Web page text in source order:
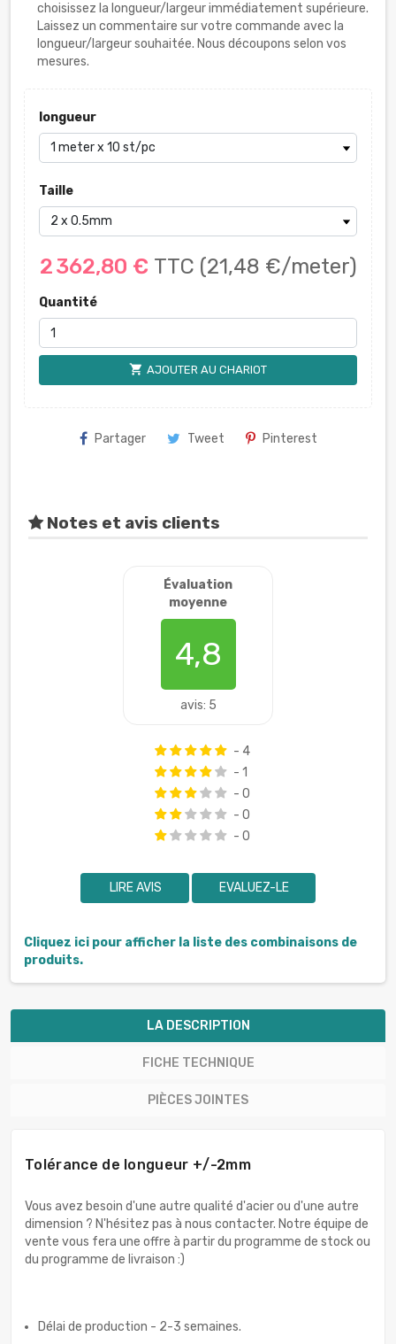
choisissez la longueur/largeur immédiatement supérieure.
Laissez un commentaire sur votre commande avec la
longueur/largeur souhaitée. Nous découpons selon vos
mesures.
longueur
Taille
2 362,80 € TTC (21,48 €/meter)
Quantité
shopping_cart AJOUTER AU CHARIOT
Partager Tweet Pinterest
Notes et avis clients
Évaluation
moyenne
4,8
avis: 5
- 4
- 1
- 0
- 0
- 0
LIRE AVIS EVALUEZ-LE
Cliquez ici pour afficher la liste des combinaisons de
produits.
LA DESCRIPTION
FICHE TECHNIQUE
PIÈCES JOINTES
Tolérance de longueur +/-2mm
Vous avez besoin d'une autre qualité d'acier ou d'une autre
dimension ? N'hésitez pas à nous contacter. Notre équipe de
vente vous fera une offre à partir du programme de stock ou
du programme de livraison :)
Délai de production - 2-3 semaines.